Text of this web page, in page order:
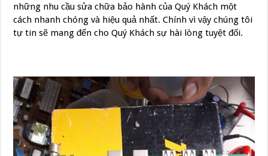
những nhu cầu sửa chữa bảo hành của Quý Khách một
cách nhanh chóng và hiệu quả nhất. Chính vì vậy chúng tôi
tự tin sẽ mang đến cho Quý Khách sự hài lòng tuyệt đối.